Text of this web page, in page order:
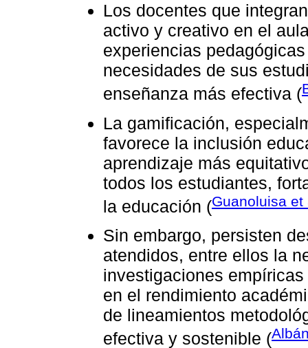
Los docentes que
activo y creativo en el
experiencias
necesidades de sus
enseñanza más efectiva (
La gamificación,
favorece la inclusión
aprendizaje más
todos los estudiantes,
la educación (Guanoluisa et
Sin embargo, persisten
atendidos, entre ellos la
investigaciones
en el rendimiento
de lineamientos
efectiva y sostenible (